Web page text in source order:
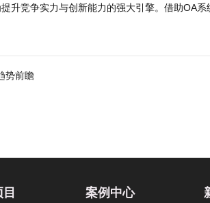
升竞争实力与创新能力的强大引擎。借助OA
势前瞻
案例中心